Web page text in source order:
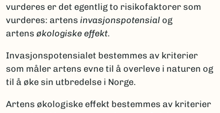
vurderes er det egentlig to risikofaktorer som
vurderes: artens invasjonspotensial og
artens økologiske effekt.
Invasjonspotensialet bestemmes av kriterier
som måler artens evne til å overleve i naturen og
til å øke sin utbredelse i Norge.
Artens økologiske effekt bestemmes av kriterier